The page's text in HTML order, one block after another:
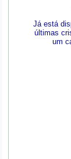
Já está
últimas
um